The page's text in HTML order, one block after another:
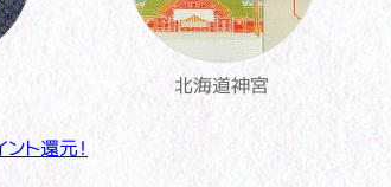
北海道神宮
ト還元！